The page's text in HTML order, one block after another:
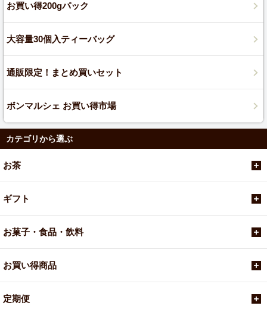
お買い得200gパック
大容量30個入ティーバッグ
通販限定！まとめ買いセット
ボンマルシェ お買い得市場
カテゴリから選ぶ
お茶
ギフト
お菓子・食品・飲料
お買い得商品
定期便